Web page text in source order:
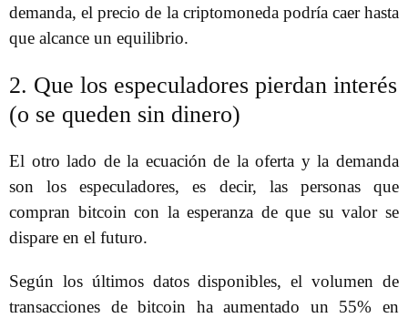
demanda, el precio de la criptomoneda podría caer hasta
que alcance un equilibrio.
2. Que los especuladores pierdan interés
(o se queden sin dinero)
El otro lado de la ecuación de la oferta y la demanda
son los especuladores, es decir, las personas que
compran bitcoin con la esperanza de que su valor se
dispare en el futuro.
Según los últimos datos disponibles, el volumen de
transacciones de bitcoin ha aumentado un 55% en